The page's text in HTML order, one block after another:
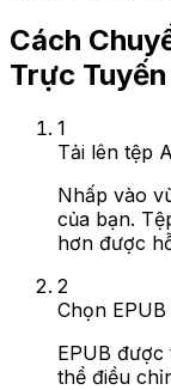
Cách
Trực Tuyến
1
Tải lên tệp
Nhấp vào
của bạn.
hơn được
2
Chọn
EPUB
thể điều